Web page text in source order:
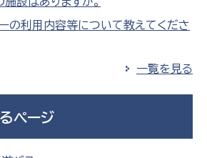
の利用内容等について教えてくださ
一覧を見る
ページ